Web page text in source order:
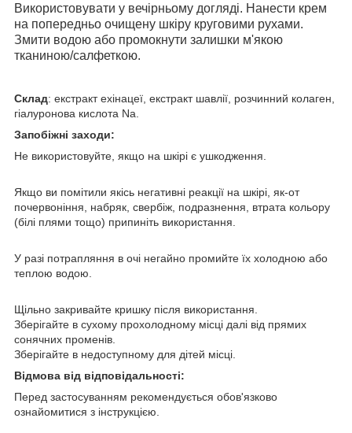
Використовувати у вечірньому догляді. Нанести крем
на попередньо очищену шкіру круговими рухами.
Змити водою або промокнути залишки м'якою
тканиною/салфеткою.
Склад: екстракт ехінацеї, екстракт шавлії, розчинний колаген,
гіалуронова кислота Na.
Запобіжні заходи:
Не використовуйте, якщо на шкірі є ушкодження.
Якщо ви помітили якісь негативні реакції на шкірі, як-от
почервоніння, набряк, свербіж, подразнення, втрата кольору
(білі плями тощо) припиніть використання.
У разі потрапляння в очі негайно промийте їх холодною або
теплою водою.
Щільно закривайте кришку після використання.
Зберігайте в сухому прохолодному місці далі від прямих
сонячних променів.
Зберігайте в недоступному для дітей місці.
Відмова від відповідальності:
Перед застосуванням рекомендується обов'язково
ознайомитися з інструкцією.